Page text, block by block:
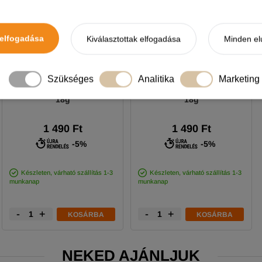
Kiválasztottak elfogadása Minden
Szükséges Analitika Marketing
Dovit Pop-Up Neon Boilie
10mm - Ananász - Banán
18g
1 490 Ft
-5%
Készleten, várható szállítás 1-3
munkanap
- + KOSÁRBA
Dovit Pop-Up Neon Boilie
10mm - Fűszeres Kolbász
18g
1 490 Ft
-5%
Készleten, várható szállítás 1-3
munkanap
- + KOSÁRBA
NEKED AJÁNLJUK